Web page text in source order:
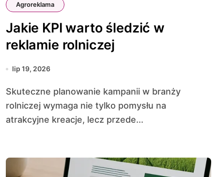
Agroreklama
Jakie KPI warto śledzić w
reklamie rolniczej
lip 19, 2026
Skuteczne planowanie kampanii w branży
rolniczej wymaga nie tylko pomysłu na
atrakcyjne kreacje, lecz przede...